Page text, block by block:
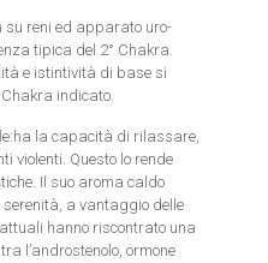
su reni ed apparato uro-
tipica del 2° Chakra.
e istintività di base si
indicato.
la capacità di rilassare,
violenti. Questo lo rende
Il suo aroma caldo
a vantaggio delle
hanno riscontrato una
l’androstenolo, ormone